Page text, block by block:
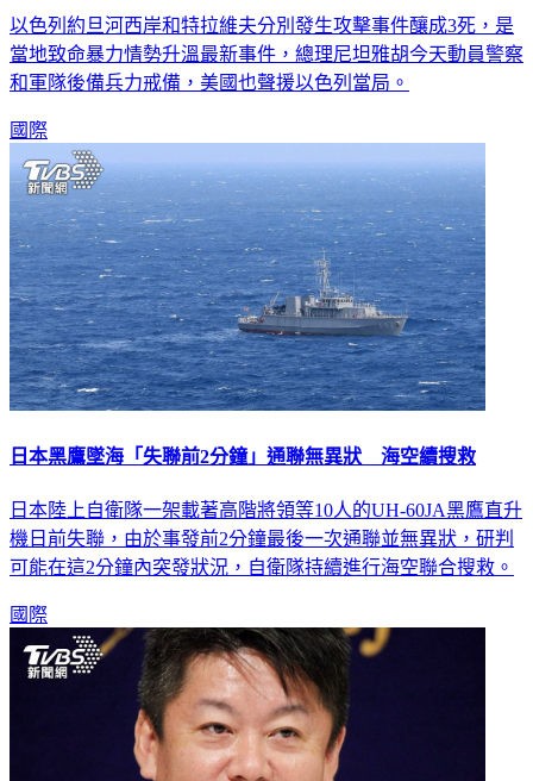
以色列約旦河西岸和特拉維夫分別發生攻擊事件釀成3死，是
當地致命暴力情勢升溫最新事件，總理尼坦雅胡今天動員警察
和軍隊後備兵力戒備，美國也聲援以色列當局。
國際
日本黑鷹墜海「失聯前2分鐘」通聯無異狀 海空續搜救
日本陸上自衛隊一架載著高階將領等10人的UH-60JA黑鷹直升
機日前失聯，由於事發前2分鐘最後一次通聯並無異狀，研判
可能在這2分鐘內突發狀況，自衛隊持續進行海空聯合搜救。
國際